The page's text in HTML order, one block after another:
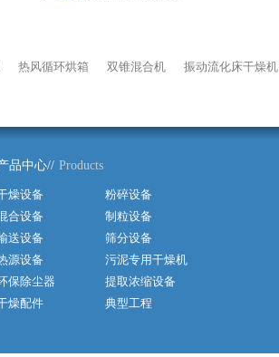
热风循环烘箱 双锥混合机 振动流化床干燥机
品中心// Products
燥设备
粉碎设备
合设备
制粒设备
送设备
筛分设备
源设备
污泥专用干燥机
保除尘器
提取浓缩设备
燥配件
典型工程